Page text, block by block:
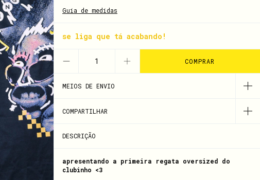
Guia de medidas
se liga que tá acabando!
MEIOS DE ENVIO
COMPARTILHAR
DESCRIÇÃO
apresentando a primeira regata oversized do
clubinho <3